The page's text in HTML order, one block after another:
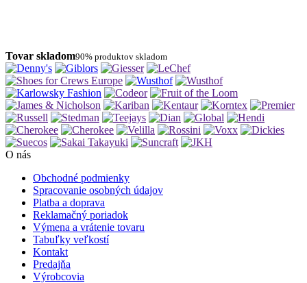
Tovar skladom90% produktov skladom
O nás
Obchodné podmienky
Spracovanie osobných údajov
Platba a doprava
Reklamačný poriadok
Výmena a vrátenie tovaru
Tabuľky veľkostí
Kontakt
Predajňa
Výrobcovia